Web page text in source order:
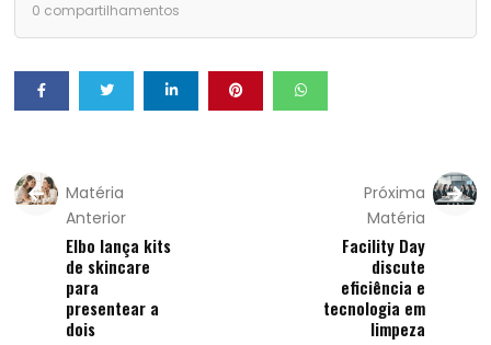
0 compartilhamentos
Matéria
Anterior
Elbo lança kits
de skincare
para
presentear a
dois
Próxima
Matéria
Facility Day
discute
eficiência e
tecnologia em
limpeza